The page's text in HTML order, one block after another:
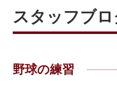
スタッフブ
野球の練習